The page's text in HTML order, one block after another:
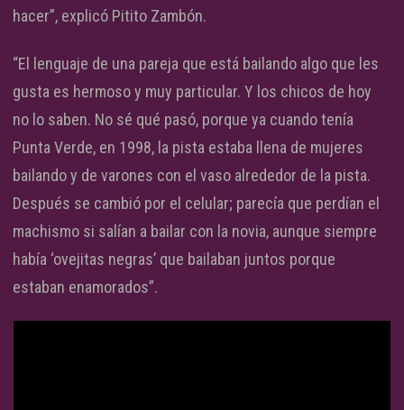
hacer”, explicó Pitito Zambón.
“El lenguaje de una pareja que está bailando algo que les
gusta es hermoso y muy particular. Y los chicos de hoy
no lo saben. No sé qué pasó, porque ya cuando tenía
Punta Verde, en 1998, la pista estaba llena de mujeres
bailando y de varones con el vaso alrededor de la pista.
Después se cambió por el celular; parecía que perdían el
machismo si salían a bailar con la novia, aunque siempre
había ‘ovejitas negras’ que bailaban juntos porque
estaban enamorados”.